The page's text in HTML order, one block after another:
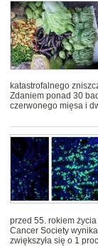
katastrofalnego
Zdaniem ponad 30
czerwonego mięsa i
przed 55. rokiem
Cancer Society
zwiększyła się o 1